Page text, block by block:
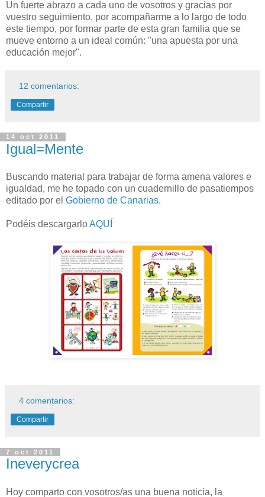
Un fuerte abrazo a cada uno de vosotros y gracias por
vuestro seguimiento, por acompañarme a lo largo de todo
este tiempo, por formar parte de esta gran familia que se
mueve entorno a un ideal común: "una apuesta por una
educación mejor".
12 comentarios:
Compartir
14 oct 2011
Igual=Mente
Buscando material para trabajar de forma amena valores e
igualdad, me he topado con un cuadernillo de pasatiempos
editado por el Gobierno de Canarias.
Podéis descargarloAQUÍ
4 comentarios:
Compartir
7 oct 2011
Ineverycrea
Hoy comparto con vosotros/as una buena noticia, la